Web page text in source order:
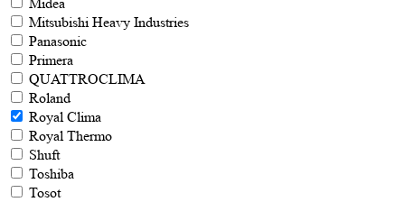
Mitsubishi Heavy Industries
Panasonic
Primera
QUATTROCLIMA
Roland
Royal Clima
Royal Thermo
Shuft
Toshiba
Tosot